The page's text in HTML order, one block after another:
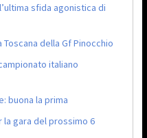
sfida agonistica di
della Gf Pinocchio
italiano
buona la prima
gara del prossimo 6